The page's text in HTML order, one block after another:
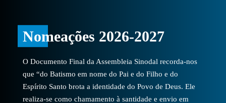
Nomeações 2026-2027
O Documento Final da Assembleia Sinodal recorda-nos
que “do Batismo em nome do Pai e do Filho e do
Espírito Santo brota a identidade do Povo de Deus. Ele
realiza-se como chamamento à santidade e envio em